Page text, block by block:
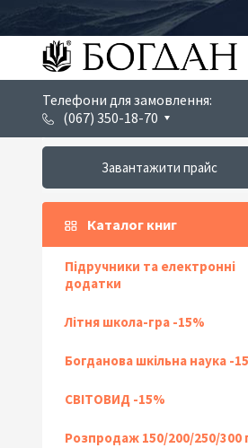
Телефони для замовлення:
(067) 350-18-70
Завантажити прайс
Каталог книг
Підручники та електронні
додатки
Літня школа-гра -15%
Богданова шкільна наука -
СВІТОВИД -15%
Розпродаж 150/200/250/300